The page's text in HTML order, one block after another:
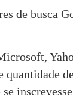
de busca